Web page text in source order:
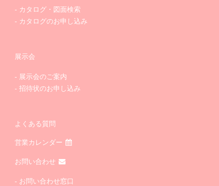
カタログ・図面検索
カタログのお申し込み
展示会
展示会のご案内
招待状のお申し込み
よくある質問
営業カレンダー
お問い合わせ
お問い合わせ窓口